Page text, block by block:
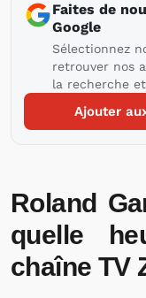
Faites de
Google
Sélectionnez
retrouver nos
la recherche
Ajouter
Roland
quelle
chaîne TV